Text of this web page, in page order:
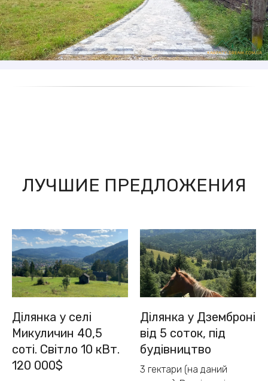
ЛУЧШИЕ ПРЕДЛОЖЕНИЯ
Ділянка у селі
Микуличин 40,5
соті. Світло 10 кВт.
120 000$
Ділянка у Дземброні
від 5 соток, під
будівництво
3 гектари (на даний